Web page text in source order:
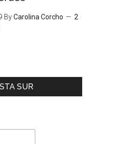
ByCarolina Corcho
2
SUR